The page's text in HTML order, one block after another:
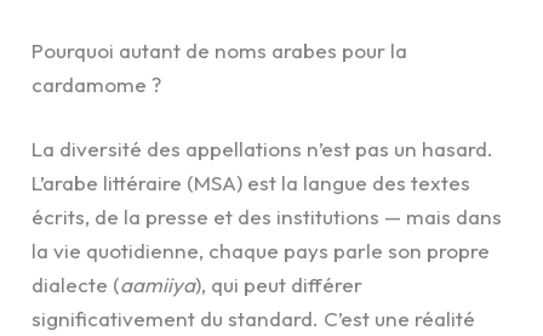
Pourquoi autant de noms arabes pour la
cardamome ?
La diversité des appellations n’est pas un hasard.
L’arabe littéraire (MSA) est la langue des textes
écrits, de la presse et des institutions — mais dans
la vie quotidienne, chaque pays parle son propre
dialecte (aamiiya), qui peut différer
significativement du standard. C’est une réalité